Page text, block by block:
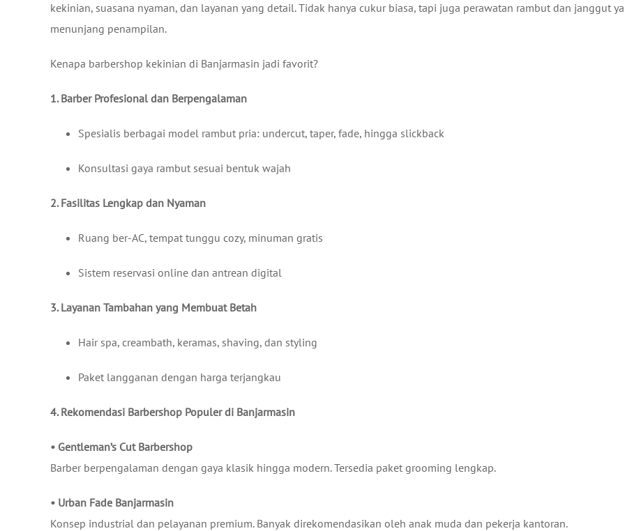
kekinian, suasana nyaman, dan layanan yang detail. Tidak hanya cukur biasa, tapi juga perawatan rambut dan janggut
menunjang penampilan.
Kenapa barbershop kekinian di Banjarmasin jadi favorit?
1. Barber Profesional dan Berpengalaman
Spesialis berbagai model rambut pria: undercut, taper, fade, hingga slickback
Konsultasi gaya rambut sesuai bentuk wajah
2. Fasilitas Lengkap dan Nyaman
Ruang ber-AC, tempat tunggu cozy, minuman gratis
Sistem reservasi online dan antrean digital
3. Layanan Tambahan yang Membuat Betah
Hair spa, creambath, keramas, shaving, dan styling
Paket langganan dengan harga terjangkau
4. Rekomendasi Barbershop Populer di Banjarmasin
• Gentleman’s Cut Barbershop
Barber berpengalaman dengan gaya klasik hingga modern. Tersedia paket grooming lengkap.
• Urban Fade Banjarmasin
Konsep industrial dan pelayanan premium. Banyak direkomendasikan oleh anak muda dan pekerja kantoran.